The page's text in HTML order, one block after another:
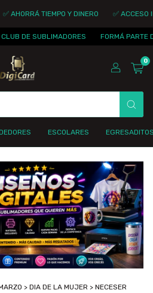
✅ AHORRÁ TIEMPO Y DINERO ✅ ACCESO
CLUB DE SUBLIMADORES FORMÁ PARTE
0
ESCOLARES
> DIA DE LA MUJER > NECESER